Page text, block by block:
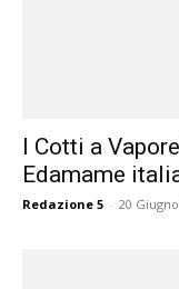
I Cotti a
Edamame
Redazione 5 - 20